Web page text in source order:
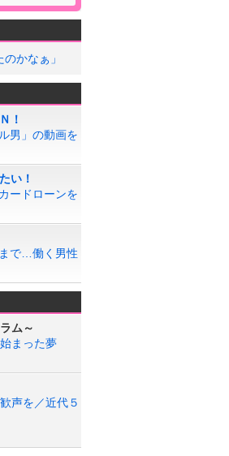
かなぁ」
！
男」の動画を
い！
ードローンを
で…働く男性
ム～
まった夢
声を／近代５